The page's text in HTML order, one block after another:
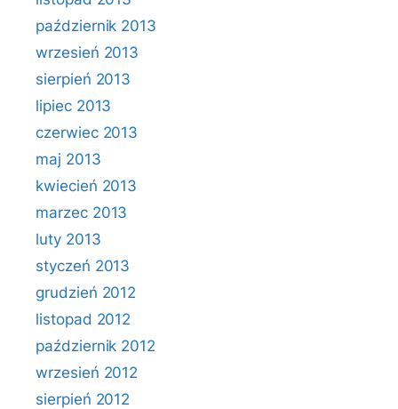
październik 2013
wrzesień 2013
sierpień 2013
lipiec 2013
czerwiec 2013
maj 2013
kwiecień 2013
marzec 2013
luty 2013
styczeń 2013
grudzień 2012
listopad 2012
październik 2012
wrzesień 2012
sierpień 2012